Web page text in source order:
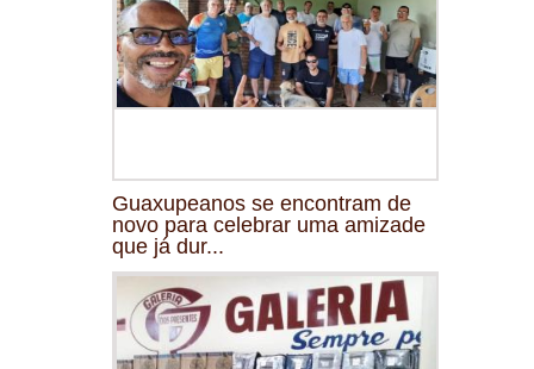
Guaxupeanos se encontram de
novo para celebrar uma amizade
que já dur...